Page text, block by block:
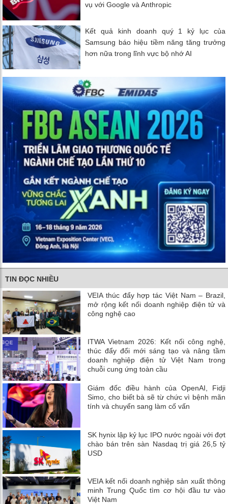
vụ với Google và Anthropic
Kết quả kinh doanh quý 1 kỷ lục của
Samsung báo hiệu tiềm năng tăng trưởng
hơn nữa trong lĩnh vực bộ nhớ AI
TIN ĐỌC NHIỀU
VEIA thúc đẩy hợp tác Việt Nam – Brazil,
mở rộng kết nối doanh nghiệp điện tử và
công nghệ cao
ITWA Vietnam 2026: Kết nối công nghệ,
thúc đẩy đổi mới sáng tạo và nâng tầm
doanh nghiệp điện tử Việt Nam trong
chuỗi cung ứng toàn cầu
Giám đốc điều hành của OpenAI, Fidji
Simo, cho biết bà sẽ từ chức vì bệnh mãn
tính và chuyển sang làm cố vấn
SK hynix lập kỷ lục IPO nước ngoài với đợt
chào bán trên sàn Nasdaq trị giá 26,5 tỷ
USD
VEIA kết nối doanh nghiệp sản xuất thông
minh Trung Quốc tìm cơ hội đầu tư vào
Việt Nam